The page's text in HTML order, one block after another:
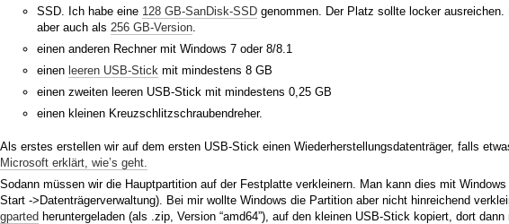
SSD. Ich habe eine 128 GB-SanDisk-SSDgenommen. Der Platz sollte locker ausreichen.
aber auch als 256 GB-Version.
einen anderen Rechner mit Windows 7 oder 8/8.1
einen leeren USB-Stickmit mindestens 8 GB
einen zweiten leeren USB-Stick mit mindestens 0,25 GB
einen kleinen Kreuzschlitzschraubendreher.
Als erstes erstellen wir auf dem ersten USB-Stick einen Wiederherstellungsdatenträger, falls
Microsoft erklärt, wie’s geht.
Sodann müssen wir die Hauptpartition auf der Festplatte verkleinern. Man kann dies mit
Start ->Datenträgerverwaltung). Bei mir wollte Windows die Partition aber nicht hinreichend
gparted heruntergeladen (als .zip, Version “amd64”), auf den kleinen USB-Stick kopiert, dort dann